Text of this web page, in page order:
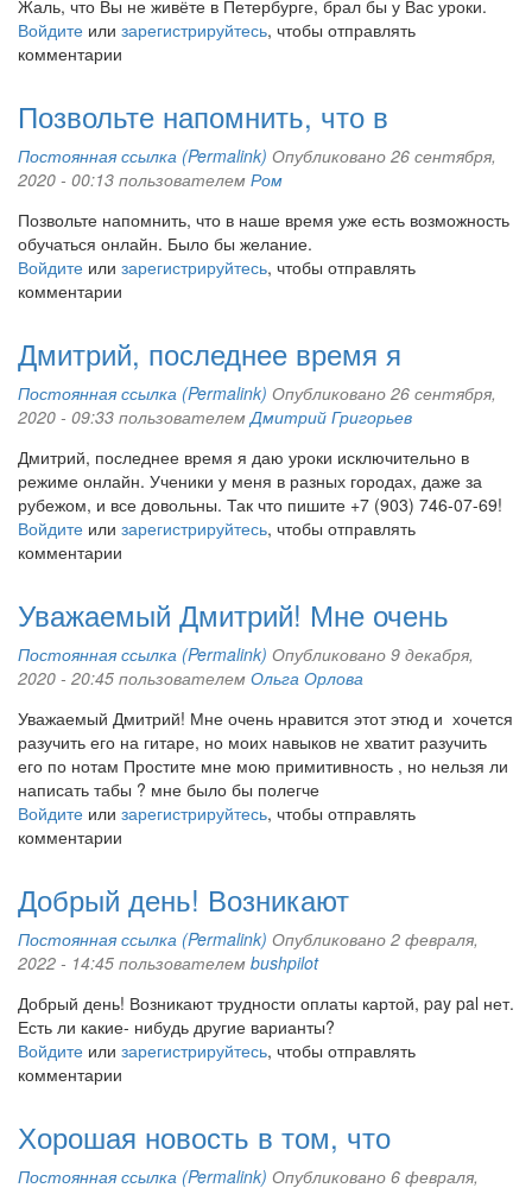
Жаль, что Вы не живёте в Петербурге, брал бы у Вас уроки.
Войдите или зарегистрируйтесь, чтобы отправлять
комментарии
Позвольте напомнить, что в
Постоянная ссылка (Permalink) Опубликовано 26 сентября,
2020 - 00:13 пользователем Ром
Позвольте напомнить, что в наше время уже есть возможность
обучаться онлайн. Было бы желание.
Войдите или зарегистрируйтесь, чтобы отправлять
комментарии
Дмитрий, последнее время я
Постоянная ссылка (Permalink) Опубликовано 26 сентября,
2020 - 09:33 пользователемДмитрий Григорьев
Дмитрий, последнее время я даю уроки исключительно в
режиме онлайн. Ученики у меня в разных городах, даже за
рубежом, и все довольны. Так что пишите +7 (903) 746-07-69!
Войдите или зарегистрируйтесь, чтобы отправлять
комментарии
Уважаемый Дмитрий! Мне очень
Постоянная ссылка (Permalink) Опубликовано 9 декабря,
2020 - 20:45 пользователем Ольга Орлова
Уважаемый Дмитрий! Мне очень нравится этот этюд и хочется
разучить его на гитаре, но моих навыков не хватит разучить
его по нотам Простите мне мою примитивность , но нельзя ли
написать табы ? мне было бы полегче
Войдите или зарегистрируйтесь, чтобы отправлять
комментарии
Добрый день! Возникают
Постоянная ссылка (Permalink) Опубликовано 2 февраля,
2022 - 14:45 пользователем bushpilot
Добрый день! Возникают трудности оплаты картой, pay pal нет.
Есть ли какие- нибудь другие варианты?
Войдите или зарегистрируйтесь, чтобы отправлять
комментарии
Хорошая новость в том, что
Постоянная ссылка (Permalink) Опубликовано 6 февраля,